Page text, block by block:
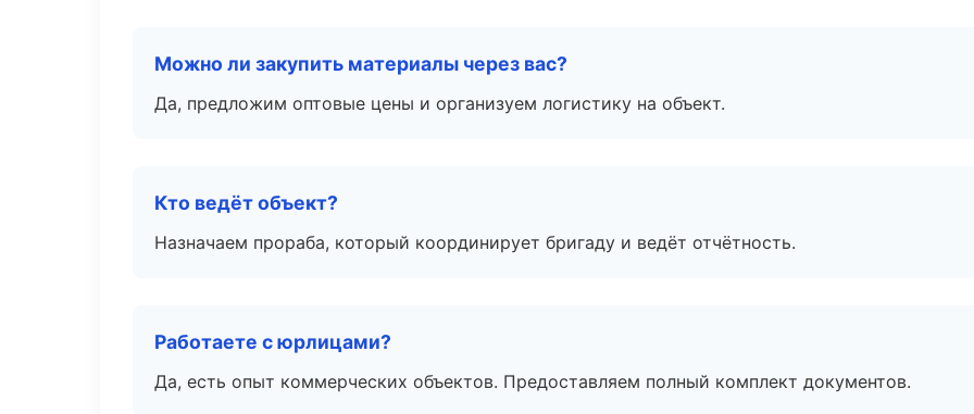
Можно ли закупить материалы через вас?
Да, предложим оптовые цены и организуем логистику на объект.
Кто ведёт объект?
Назначаем прораба, который координирует бригаду и ведёт отчётность.
Работаете с юрлицами?
Да, есть опыт коммерческих объектов. Предоставляем полный комплект документов.